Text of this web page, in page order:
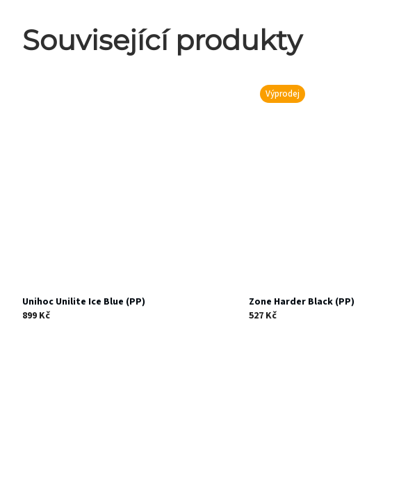
Související produkty
Unihoc Unilite Ice Blue (PP)
899 Kč
Výprodej
Zone Harder Black (PP)
527 Kč